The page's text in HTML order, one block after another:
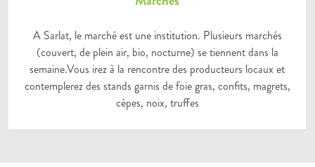
A Sarlat, le marché est une institution. Plusieurs marchés
(couvert, de plein air, bio, nocturne) se tiennent dans la
semaine.Vous irez à la rencontre des producteurs locaux et
contemplerez des stands garnis de foie gras, confits, magrets,
cèpes, noix, truffes